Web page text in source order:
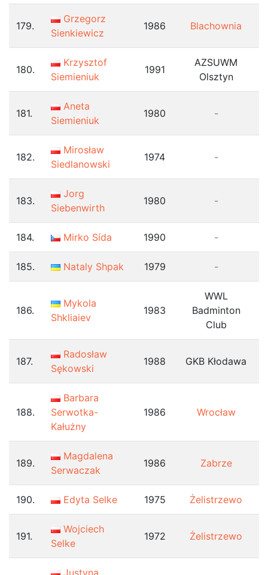
179.
Grzegorz
Sienkiewicz
1986 Blachownia
180.
Krzysztof
Siemieniuk
1991
AZSUWM
Olsztyn
181.
Aneta
Siemieniuk
1980 -
182.
Mirosław
Siedlanowski
1974 -
183.
Jorg
Siebenwirth
1980 -
184. Mirko Sída 1990 -
185. Nataly Shpak 1979 -
186.
Mykola
Shkliaiev
1983
WWL
Badminton
Club
187.
Radosław
Sękowski
1988 GKB Kłodawa
188.
Barbara
Serwotka-
Kałużny
1986 Wrocław
189.
Magdalena
Serwaczak
1986 Zabrze
190. Edyta Selke 1975 Żelistrzewo
191.
Wojciech
Selke
1972 Żelistrzewo
Justyna